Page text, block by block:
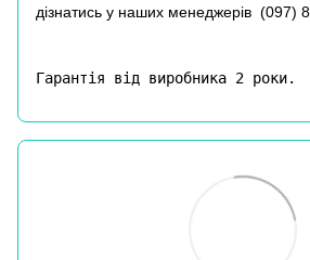
дізнатись у наших менеджерів (097)
Гарантія від виробника 2 роки.